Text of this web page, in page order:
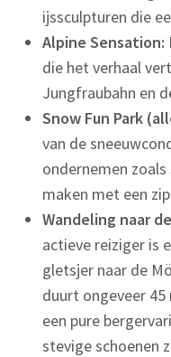
ijssculpturen die
Alpine Sensation:
die het verhaal
Jungfraubahn en
Snow Fun Park
van de
ondernemen
maken met een
Wandeling naar
actieve reiziger is
gletsjer naar de
duurt ongeveer
een pure
stevige schoenen